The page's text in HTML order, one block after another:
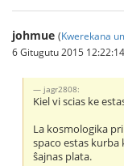
johmue (Kwerekana
6 Gitugutu 2015 12:22:14
jagr2808:
Kiel vi scias ke
La kosmologika
spaco estas kurba
ŝajnas plata.